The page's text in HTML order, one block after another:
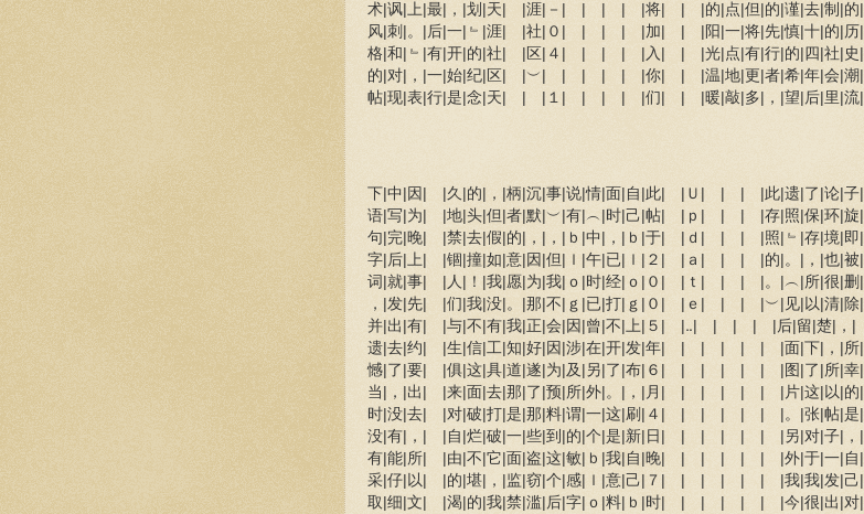
术|讽|上|最|，|划|天| |涯|－| | | | |将| | |的|点|但|的|谨|去|制|的|
风|刺|。|后|一|﹄|涯| |社|０| | | | |加| | |阳|一|将|先|慎|十|的|历|
格|和|﹄|有|开|的|社| |区|４| | | | |入| | |光|点|有|行|的|四|社|史|
的|对|，|一|始|纪|区| |︶| | | | | |你| | |温|地|更|者|希|年|会|潮|
帖|现|表|行|是|念|天| | |１| | | | |们| | |暖|敲|多|，|望|后|里|流|
下|中|因| |久|的|，|柄|沉|事|说|情|面|自|此| |Ｕ| | | |此|遗|了|论|子|
语|写|为| |地|头|但|者|默|︶|有|︵|时|己|帖| |ｐ| | | |存|照|保|环|旋|
句|完|晚| |禁|去|假|的|，|，|ｂ|中|，|ｂ|于| |ｄ| | | |照|﹄|存|境|即|
字|后|上| |锢|撞|如|意|因|但|ｌ|午|已|ｌ|２| |ａ| | | |的|。|，|也|被|
词|就|事| |人|！|我|愿|为|我|ｏ|时|经|ｏ|０| |ｔ| | | |。|︵|所|很|删|
，|发|先| |们|我|没|。|那|不|ｇ|已|打|ｇ|０| |ｅ| | | |︶|见|以|清|除|
并|出|有| |与|不|有|我|正|会|因|曾|不|上|５| |‥| | | | |后|留|楚|，|
遗|去|约| |生|信|工|知|好|因|涉|在|开|发|年| | | | | | |面|下|，|所|
憾|了|要| |俱|这|具|道|遂|为|及|另|了|布|６| | | | | | |图|了|所|幸|
当|，|出| |来|面|去|那|了|预|所|外|。|，|月| | | | | | |片|这|以|的|
时|没|去| |对|破|打|是|那|料|谓|一|这|刷|４| | | | | | |。|张|帖|是|
没|有|，| |自|烂|破|一|些|到|的|个|是|新|日| | | | | | |另|对|子|，|
有|能|所| |由|不|它|面|盗|这|敏|ｂ|我|自|晚| | | | | | |外|于|一|自|
采|仔|以| |的|堪|，|监|窃|个|感|ｌ|意|己|７| | | | | | |我|我|发|己|
取|细|文| |渴|的|我|禁|滥|后|字|ｏ|料|ｂ|时| | | | | | |今|很|出|对|